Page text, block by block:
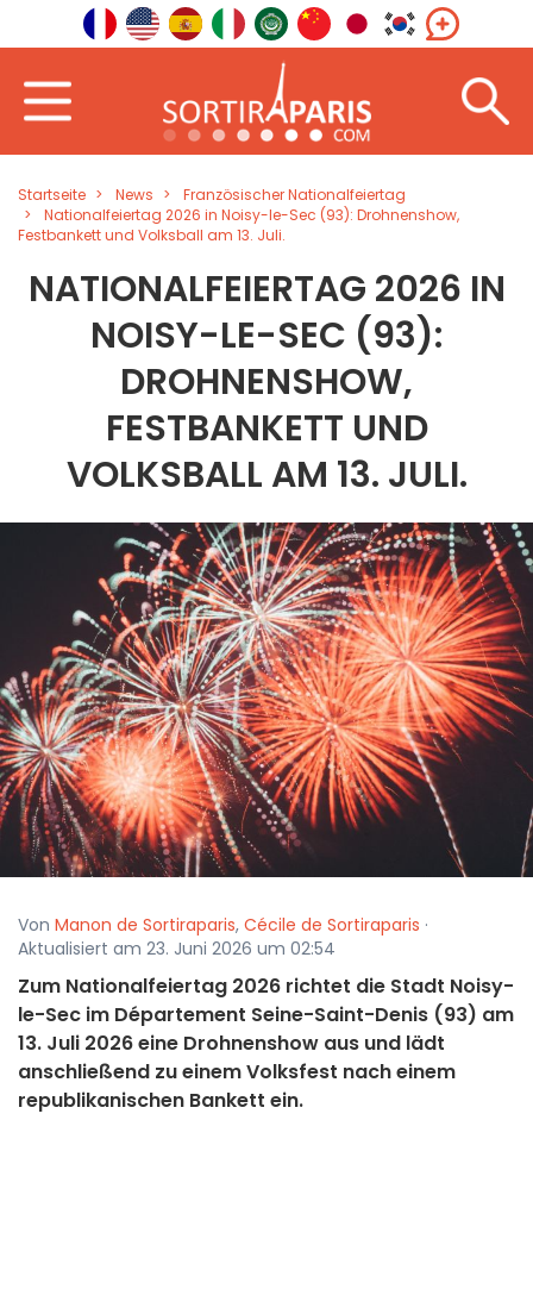
Startseite News
Französischer Nationalfeiertag
Nationalfeiertag 2026 in Noisy-le-Sec (93): Drohnenshow,
Festbankett und Volksball am 13. Juli.
NATIONALFEIERTAG 2026 IN
NOISY-LE-SEC (93):
DROHNENSHOW,
FESTBANKETT UND
VOLKSBALL AM 13. JULI.
Von Manon de Sortiraparis, Cécile de Sortiraparis ·
Aktualisiert am 23. Juni 2026 um 02:54
Zum Nationalfeiertag 2026 richtet die Stadt Noisy-
le-Sec im Département Seine-Saint-Denis (93) am
13. Juli 2026 eine Drohnenshow aus und lädt
anschließend zu einem Volksfest nach einem
republikanischen Bankett ein.